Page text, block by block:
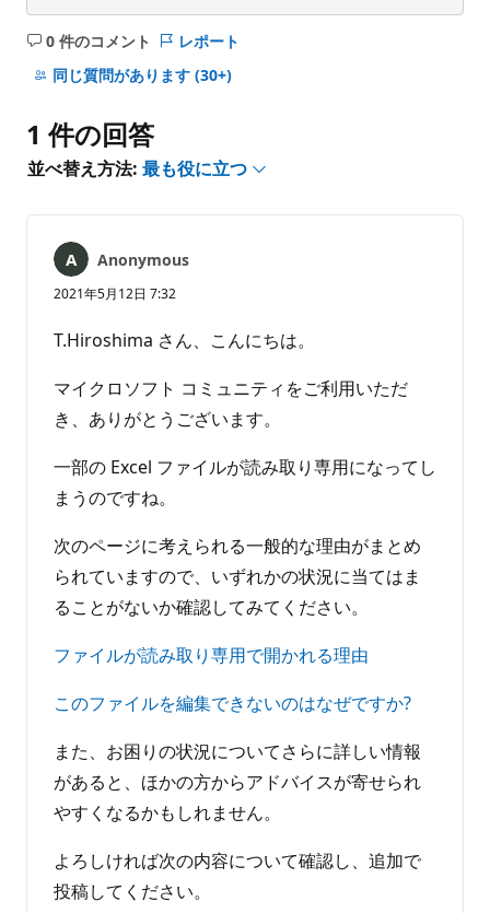
0 件のコメント
コ
メ
は
あ
ま
ん
レポート
同じ質問があります (30+)
1 件の回答
並べ替え方法: 最も役に立つ
Anonymous
2021年5月12日 7:32
T.Hiroshima さん、こんにちは。
マイクロソフト コミュニティをご利用いただ
き、ありがとうございます。
一部の Excel ファイルが読み取り専用になってし
まうのですね。
次のページに考えられる一般的な理由がまとめ
られていますので、いずれかの状況に当てはま
ることがないか確認してみてください。
ファイルが読み取り専用で開かれる理由
このファイルを編集できないのはなぜですか?
また、お困りの状況についてさらに詳しい情報
があると、ほかの方からアドバイスが寄せられ
やすくなるかもしれません。
よろしければ次の内容について確認し、追加で
投稿してください。